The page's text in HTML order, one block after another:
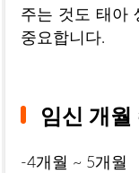
주는 것도 태아
중요합니다.
임신 개
-4개월 ~ 5개월